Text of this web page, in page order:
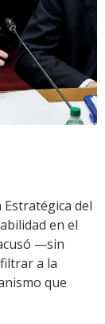
del
en el
—sin
a la
que